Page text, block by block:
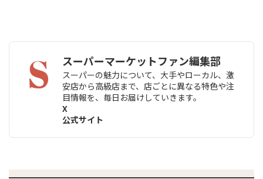
スーパーマーケットファン編集部
スーパーの魅力について、大手やローカル、激
安店から高級店まで、店ごとに異なる特色や注
目情報を、毎日お届けしていきます。
X
公式サイト